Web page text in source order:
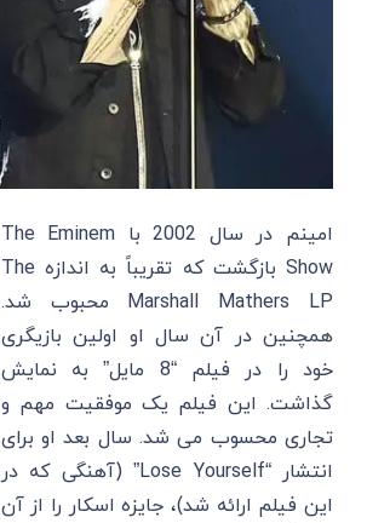
امینم در سال 2002 با The Eminem
Show بازگشت که تقریباً به اندازه The
Marshall Mathers LP محبوب شد.
همچنین در آن سال او اولین بازیگری
خود را در فیلم “8 مایل” به نمایش
گذاشت. این فیلم یک موفقیت مهم و
تجاری محسوب می شد. سال بعد او برای
انتشار “Lose Yourself” (آهنگی که در
این فیلم ارائه شد)، جایزه اسکار را از آن